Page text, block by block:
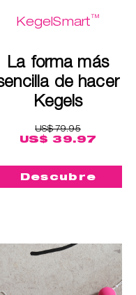
KegelSmart™
La forma más
de hacer
Kegels
US$ 79.95
US$ 39.97
Descubre